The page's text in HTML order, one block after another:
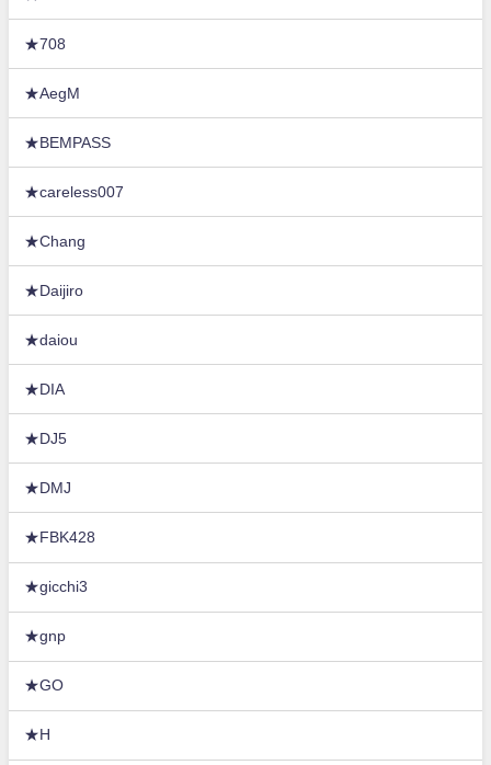
★708
★AegM
★BEMPASS
★careless007
★Chang
★Daijiro
★daiou
★DIA
★DJ5
★DMJ
★FBK428
★gicchi3
★gnp
★GO
★H